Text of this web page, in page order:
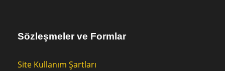
Sözleşmeler ve Formlar
Site Kullanım Şartları